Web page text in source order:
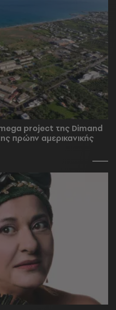
project της Dimand
πρώην αμερικανικής